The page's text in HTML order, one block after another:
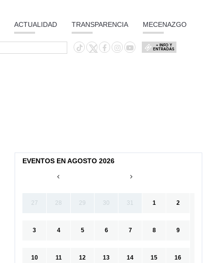
ACTUALIDAD TRANSPARENCIA MECENAZGO
+ INFO Y
ENTRADAS
EVENTOS EN AGOSTO 2026
27 28 29 30 31 1 2
3 4 5 6 7 8 9
10 11 12 13 14 15 16